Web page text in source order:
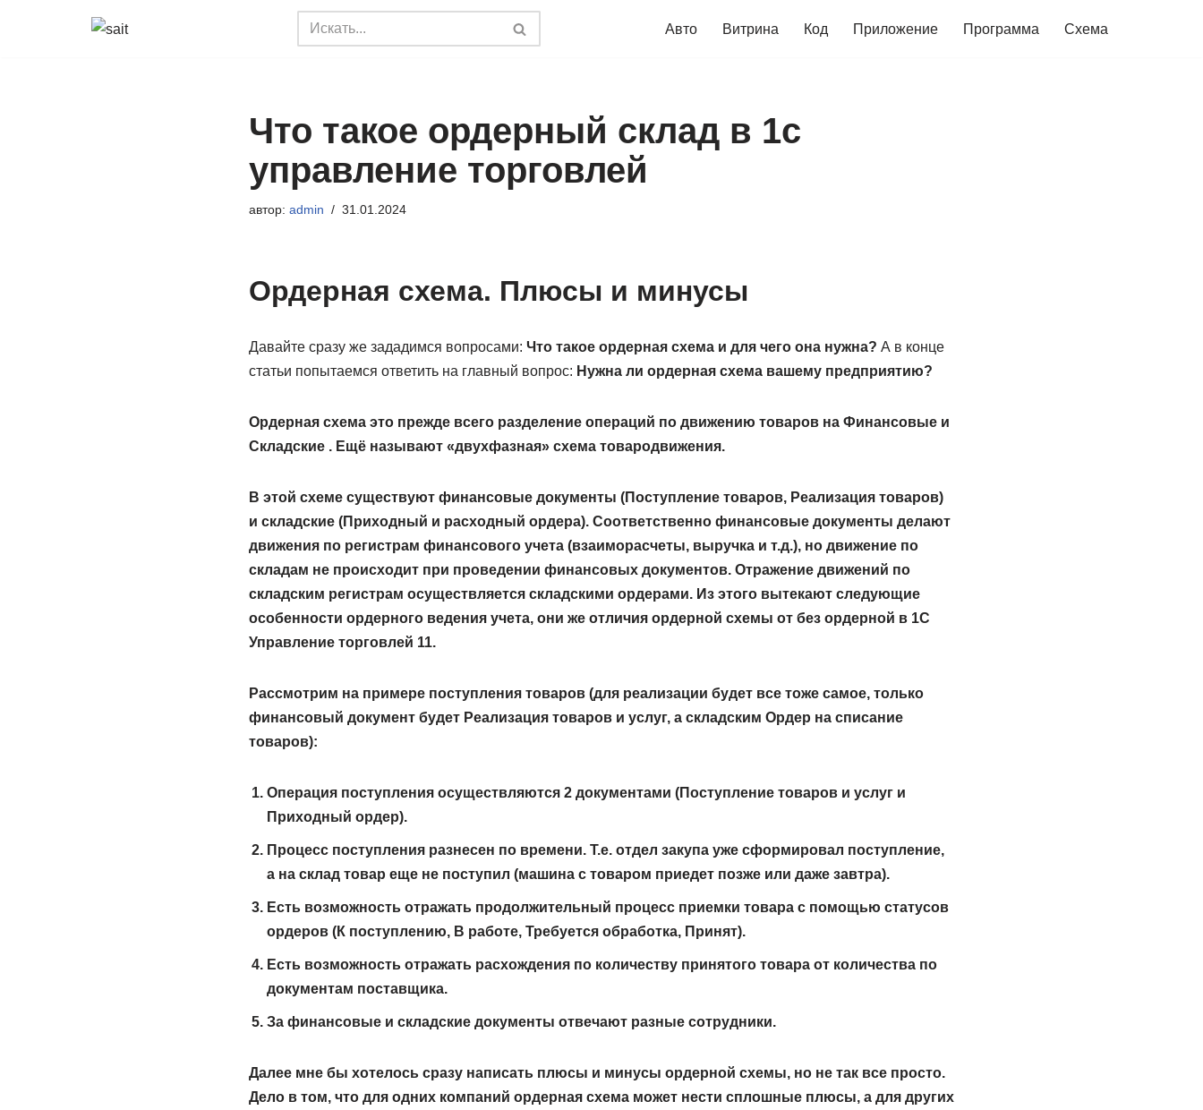
Авто Витрина Код Приложение Программа Схема
Что такое ордерный склад в 1с
управление торговлей
автор: admin 31.01.2024
Ордерная схема. Плюсы и минусы
Давайте сразу же зададимся вопросами: Что такое ордерная схема и для чего она нужна? А в конце
статьи попытаемся ответить на главный вопрос: Нужна ли ордерная схема вашему предприятию?
Ордерная схема это прежде всего разделение операций по движению товаров на Финансовые и
Складские . Ещё называют «двухфазная» схема товародвижения.
В этой схеме существуют финансовые документы (Поступление товаров, Реализация товаров)
и складские (Приходный и расходный ордера). Соответственно финансовые документы делают
движения по регистрам финансового учета (взаиморасчеты, выручка и т.д.), но движение по
складам не происходит при проведении финансовых документов. Отражение движений по
складским регистрам осуществляется складскими ордерами. Из этого вытекают следующие
особенности ордерного ведения учета, они же отличия ордерной схемы от без ордерной в 1С
Управление торговлей 11.
Рассмотрим на примере поступления товаров (для реализации будет все тоже самое, только
финансовый документ будет Реализация товаров и услуг, а складским Ордер на списание
товаров):
Операция поступления осуществляются 2 документами (Поступление товаров и услуги
Приходный ордер).
Процесс поступления разнесен по времени. Т.е. отдел закупа уже сформировал поступление,
а на склад товар еще не поступил (машина с товаром приедет позже или даже завтра).
Есть возможность отражать продолжительный процесс приемки товара с помощью статусов
ордеров (К поступлению, В работе, Требуется обработка, Принят).
Есть возможность отражать расхождения по количеству принятого товара от количества по
документам поставщика.
За финансовые и складские документы отвечают разные сотрудники.
Далее мне бы хотелось сразу написать плюсы и минусы ордерной схемы, но не так все просто.
Дело в том, что для одних компаний ордерная схема может нести сплошные плюсы, а для других